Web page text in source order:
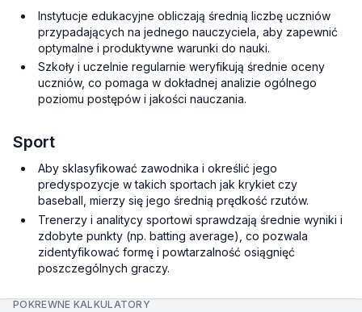
Instytucje edukacyjne obliczają średnią liczbę uczniów
przypadających na jednego nauczyciela, aby zapewnić
optymalne i produktywne warunki do nauki.
Szkoły i uczelnie regularnie weryfikują średnie oceny
uczniów, co pomaga w dokładnej analizie ogólnego
poziomu postępów i jakości nauczania.
Sport
Aby sklasyfikować zawodnika i określić jego
predyspozycje w takich sportach jak krykiet czy
baseball, mierzy się jego średnią prędkość rzutów.
Trenerzy i analitycy sportowi sprawdzają średnie wyniki i
zdobyte punkty (np.batting average), co pozwala
zidentyfikować formę i powtarzalność osiągnięć
poszczególnych graczy.
POKREWNE KALKULATORY